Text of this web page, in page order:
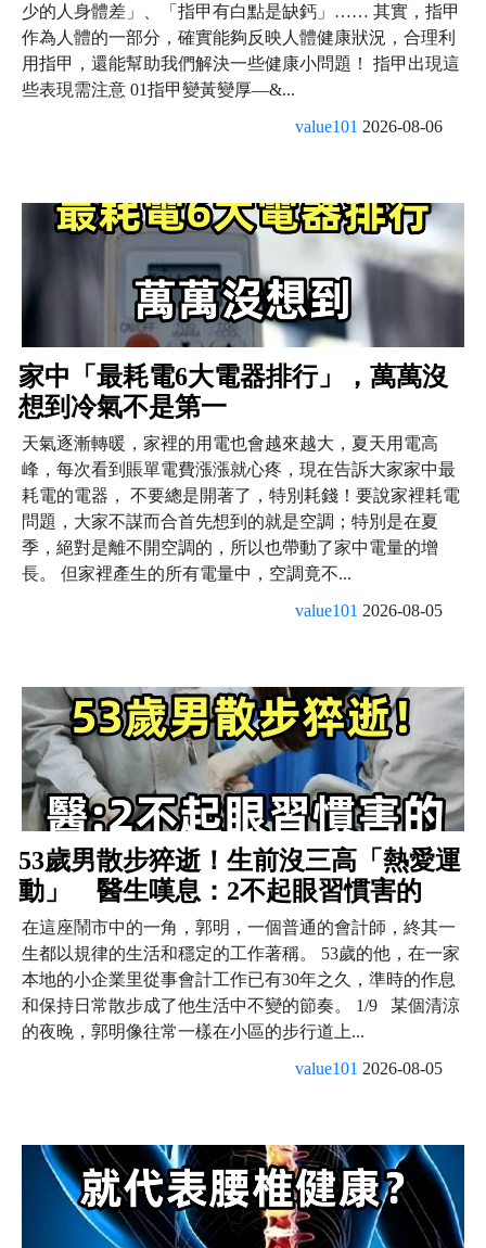
少的人身體差」、「指甲有白點是缺鈣」…… 其實，指甲
作為人體的一部分，確實能夠反映人體健康狀況，合理利
用指甲，還能幫助我們解決一些健康小問題！ 指甲出現這
些表現需注意 01指甲變黃變厚—&...
value101 2026-08-06
家中「最耗電6大電器排行」，萬萬沒
想到冷氣不是第一
天氣逐漸轉暖，家裡的用電也會越來越大，夏天用電高
峰，每次看到賬單電費漲漲就心疼，現在告訴大家家中最
耗電的電器， 不要總是開著了，特別耗錢！要說家裡耗電
問題，大家不謀而合首先想到的就是空調；特別是在夏
季，絕對是離不開空調的，所以也帶動了家中電量的增
長。 但家裡產生的所有電量中，空調竟不...
value101 2026-08-05
53歲男散步猝逝！生前沒三高「熱愛運
動」 醫生嘆息：2不起眼習慣害的
在這座鬧市中的一角，郭明，一個普通的會計師，終其一
生都以規律的生活和穩定的工作著稱。 53歲的他，在一家
本地的小企業里從事會計工作已有30年之久，準時的作息
和保持日常散步成了他生活中不變的節奏。 1/9 某個清涼
的夜晚，郭明像往常一樣在小區的步行道上...
value101 2026-08-05